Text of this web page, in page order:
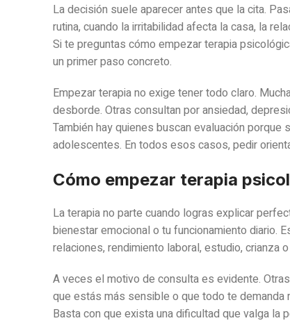
La decisión suele aparecer antes que la cita.
rutina, cuando la irritabilidad afecta la casa, la
Si te preguntas cómo empezar terapia
un primer paso concreto.
Empezar terapia no exige tener todo claro.
desborde. Otras consultan por ansiedad,
También hay quienes buscan evaluación
adolescentes. En todos esos casos, pedir
Cómo empezar terapia
La terapia no parte cuando logras explicar
bienestar emocional o tu funcionamiento diario.
relaciones, rendimiento laboral, estudio, crianza
A veces el motivo de consulta es evidente.
que estás más sensible o que todo te demanda
Basta con que exista una dificultad que valga la